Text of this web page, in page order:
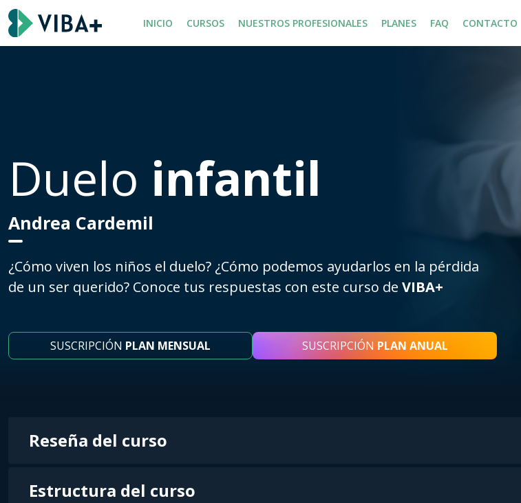
INICIO CURSOS NUESTROS PROFESIONALES PLANES FAQ CONTACTO
Duelo infantil
Andrea Cardemil
¿Cómo viven los niños el duelo? ¿Cómo podemos ayudarlos en la pérdida
de un ser querido? Conoce tus respuestas con este curso de VIBA+
SUSCRIPCIÓN PLAN MENSUAL SUSCRIPCIÓN PLAN ANUAL
Reseña del curso
Estructura del curso